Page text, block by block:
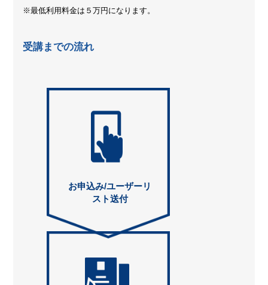
※最低利用料金は５万円になります。
受講までの流れ
お申込み/ユーザーリ
スト送付